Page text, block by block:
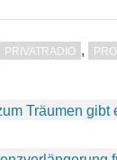
PRIVATRADIO ,
Träumen gibt